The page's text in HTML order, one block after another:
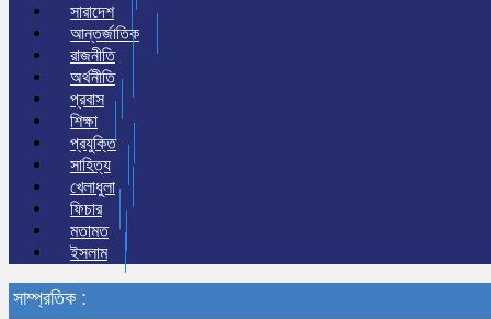
সারাদেশ
আন্তর্জাতিক
রাজনীতি
অর্থনীতি
প্রবাস
শিক্ষা
প্রযুক্তি
সাহিত্য
খেলাধুলা
ফিচার
মতামত
ইসলাম
সাম্প্রতিক :